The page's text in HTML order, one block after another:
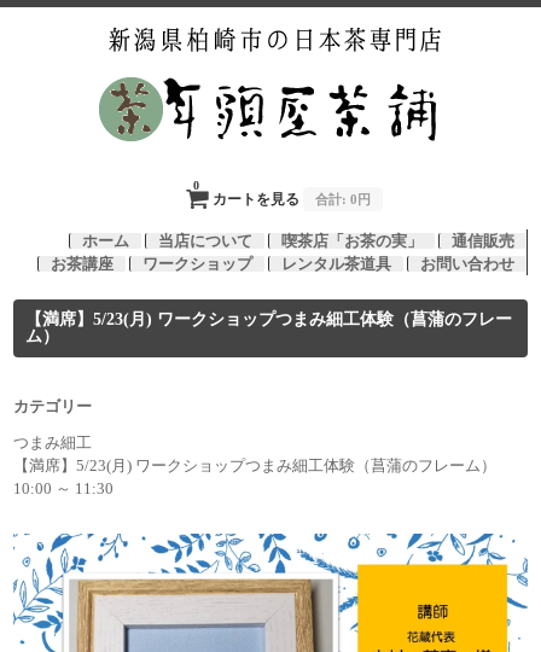
カートを見る
0
合計: 0円
ホーム 当店について 喫茶店「お茶の実」
通信販売
お茶講座
ワークショップ レンタル茶道具 お問い合わせ
【満席】5/23(月) ワークショップつまみ細工体験（菖蒲のフレー
ム）
カテゴリー
つまみ細工
【満席】5/23(月) ワークショップつまみ細工体験（菖蒲のフレーム）
10:00 ～ 11:30